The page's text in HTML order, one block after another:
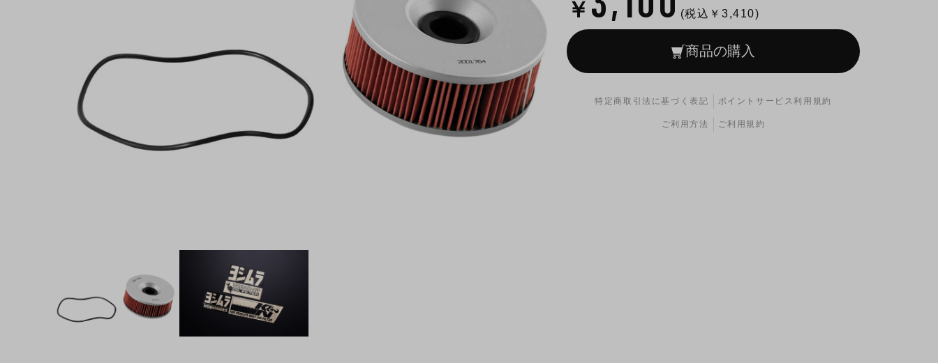
￥ (税込￥3,410)
商品の購入
特定商取引法に基づく表記 ポイントサービス利用規約
ご利用方法 ご利用規約